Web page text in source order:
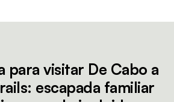
para visitar De Cabo a
escapada familiar